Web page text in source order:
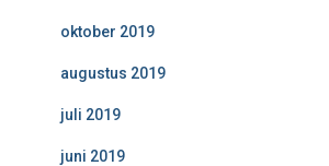
oktober 2019
augustus 2019
juli 2019
juni 2019